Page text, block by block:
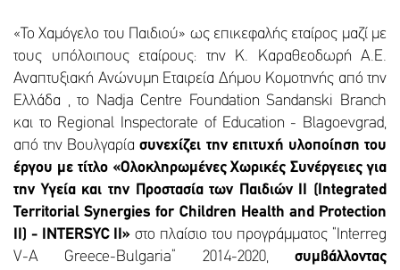
«Το Χαμόγελο του Παιδιού» ως επικεφαλής εταίρος μαζί με
τους υπόλοιπους εταίρους: την Κ. Καραθεοδωρή Α.Ε.
Αναπτυξιακή Ανώνυμη Εταιρεία Δήμου Κομοτηνής από την
Ελλάδα , το Nadja Centre Foundation Sandanski Branch
και το Regional Inspectorate of Education - Blagoevgrad,
από την Βουλγαρίασυνεχίζει την επιτυχή υλοποίηση του
έργου με τίτλο «Ολοκληρωμένες Χωρικές Συνέργειες για
την Υγεία και την Προστασία των Παιδιών II (Integrated
Territorial Synergies for Children Health and Protection
ΙΙ) - INTERSYC II» στο πλαίσιο του προγράμματος “Interreg
V-A Greece-Bulgaria” 2014-2020, συμβάλλοντας